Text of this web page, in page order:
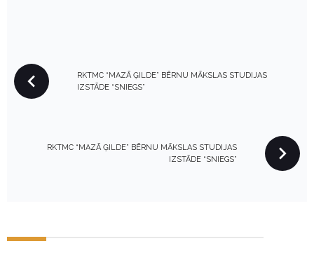
O
S
RKTMC “MAZĀ ĢILDE” BĒRNU MĀKSLAS STUDIJAS
IZSTĀDE “SNIEGS”
RKTMC “MAZĀ ĢILDE” BĒRNU MĀKSLAS STUDIJAS
IZSTĀDE “SNIEGS”